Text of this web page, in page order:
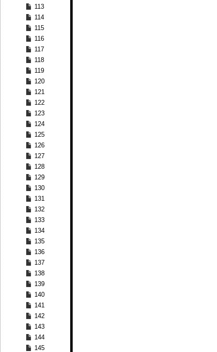
113
114
115
116
117
118
119
120
121
122
123
124
125
126
127
128
129
130
131
132
133
134
135
136
137
138
139
140
141
142
143
144
145